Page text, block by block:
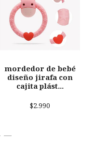
mordedor de bebé
diseño jirafa con
cajita plást...
$2.990